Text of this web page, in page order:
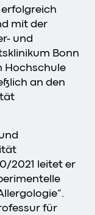
mit der
und
Bonn
Hochschule
an den
2021 leitet er
für